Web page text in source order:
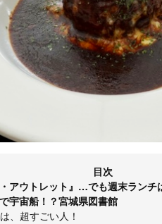
目次
アウトレット』…でも週末ランチ
宇宙船！？宮城県図書館
、超すごい人！